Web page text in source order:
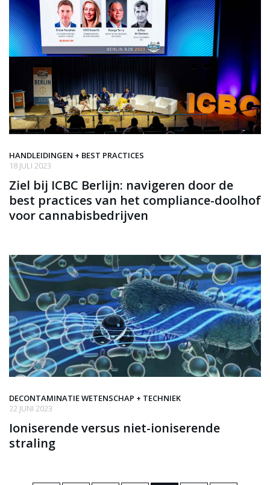
HANDLEIDINGEN + BEST PRACTICES
18 JULI 2023
Ziel bij ICBC Berlijn: navigeren door de
best practices van het compliance-doolhof
voor cannabisbedrijven
DECONTAMINATIE WETENSCHAP + TECHNIEK
22 JUNI 2023
Ioniserende versus niet-ioniserende
straling